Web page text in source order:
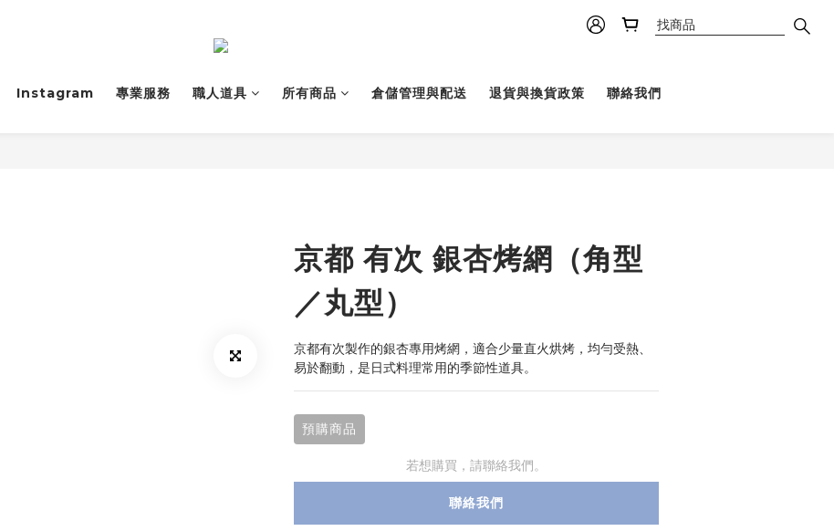
Instagram 專業服務 職人道具 所有商品 倉儲管理與配送 退貨與換貨政策 聯絡我們
京都 有次 銀杏烤網（角型
／丸型）
京都有次製作的銀杏專用烤網，適合少量直火烘烤，均勻受熱、
易於翻動，是日式料理常用的季節性道具。
預購商品
若想購買，請聯絡我們。
聯絡我們